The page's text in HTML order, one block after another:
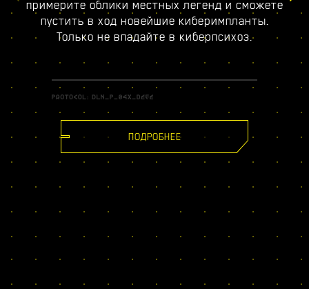
примерите облики местных легенд и сможете
пустить в ход новейшие киберимпланты.
Только не впадайте в киберпсихоз.
ПОДРОБНЕЕ